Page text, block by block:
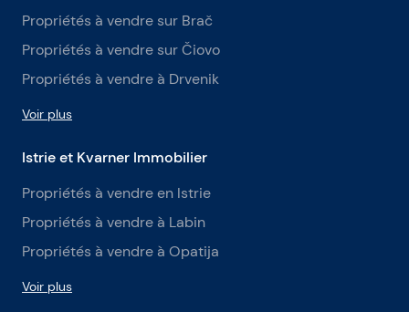
Propriétés à vendre sur Brač
Propriétés à vendre sur Čiovo
Propriétés à vendre à Drvenik
Voir plus
Istrie et Kvarner Immobilier
Propriétés à vendre en Istrie
Propriétés à vendre à Labin
Propriétés à vendre à Opatija
Voir plus